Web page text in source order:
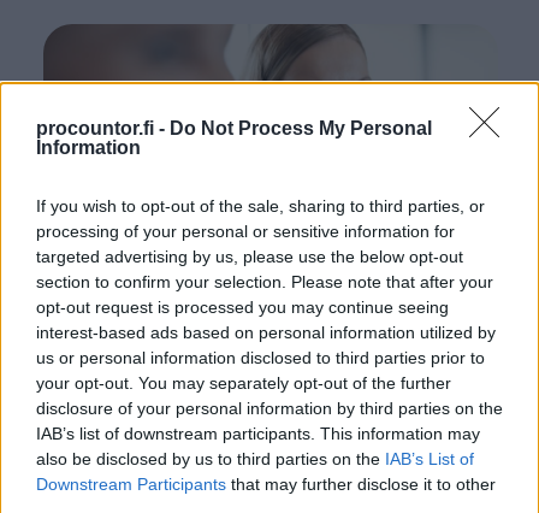
procountor.fi - Do Not Process My Personal
Information
If you wish to opt-out of the sale, sharing to third parties, or
processing of your personal or sensitive information for
targeted advertising by us, please use the below opt-out
section to confirm your selection. Please note that after your
opt-out request is processed you may continue seeing
interest-based ads based on personal information utilized by
us or personal information disclosed to third parties prior to
your opt-out. You may separately opt-out of the further
disclosure of your personal information by third parties on the
IAB’s list of downstream participants. This information may
also be disclosed by us to third parties on the IAB’s List of
Downstream Participants that may further disclose it to other